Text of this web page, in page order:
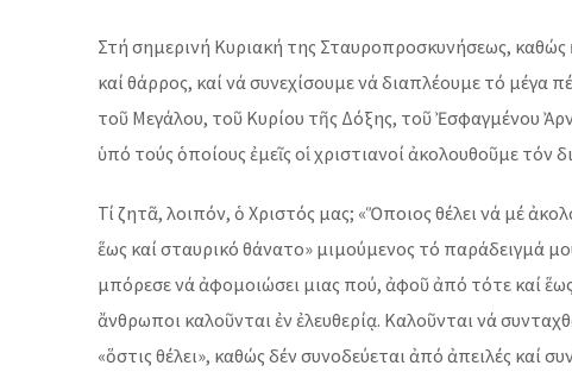
Στή σημερινή Κυριακή της Σταυροπροσκυνήσεως,
καί θάρρος, καί νά συνεχίσουμε νά διαπλέουμε τό
τοῦ Μεγάλου, τοῦ Κυρίου τῆς Δόξης, τοῦ Ἐσφαγμένου
ὑπό τούς ὁποίους ἐμεῖς οἱ χριστιανοί ἀκολουθοῦμε τόν
Τί ζητᾶ, λοιπόν, ὁ Χριστός μας; «Ὅποιος θέλει νά μέ
ἕως καί σταυρικό θάνατο» μιμούμενος τό παράδειγμά
μπόρεσε νά ἀφομοιώσει μιας πού, ἀφοῦ ἀπό τότε καί
ἄνθρωποι καλοῦνται ἐν ἐλευθερίᾳ. Καλοῦνται νά
«ὅστις θέλει», καθώς δέν συνοδεύεται ἀπό ἀπειλές καί